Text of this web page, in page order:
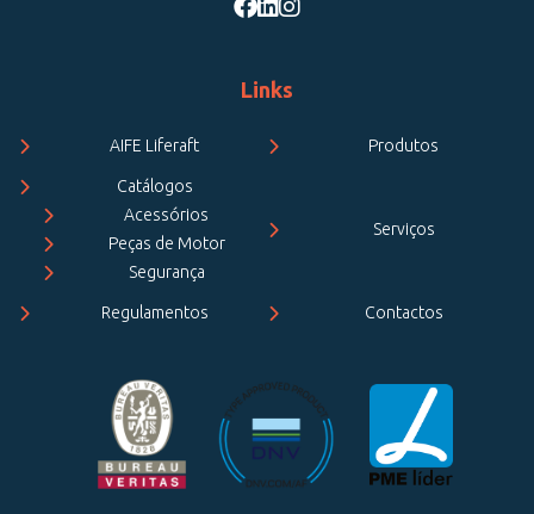
Links
AIFE Liferaft Produtos
Catálogos
Acessórios
Peças de Motor
Segurança
Serviços
Regulamentos Contactos